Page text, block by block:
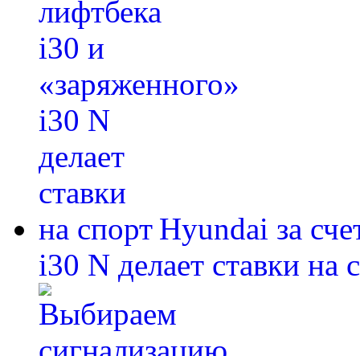
Hyundai за
i30 N делает ставки на